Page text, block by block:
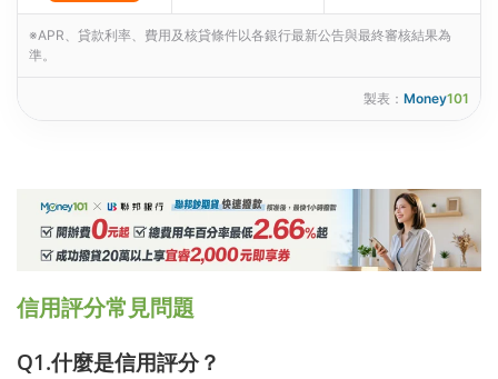
※APR、貸款利率、費用及核貸條件以各銀行最新公告與最終審核結果為
準。
製表： Money101
信用評分常見問題
Q1.什麼是信用評分？